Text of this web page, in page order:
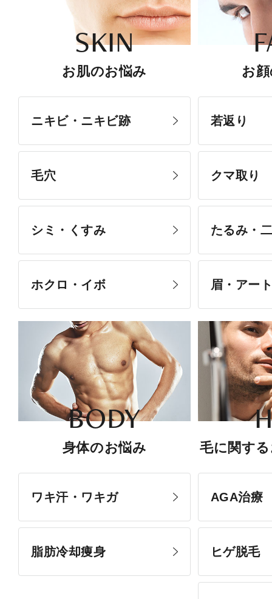
SKIN
お肌のお悩み
ニキビ・ニキビ跡
毛穴
シミ・くすみ
ホクロ・イボ
お
若返り
クマ取り
たるみ・
眉・アー
BODY
身体のお悩み
ワキ汗・ワキガ
脂肪冷却痩身
毛に関す
AGA治療
ヒゲ脱毛